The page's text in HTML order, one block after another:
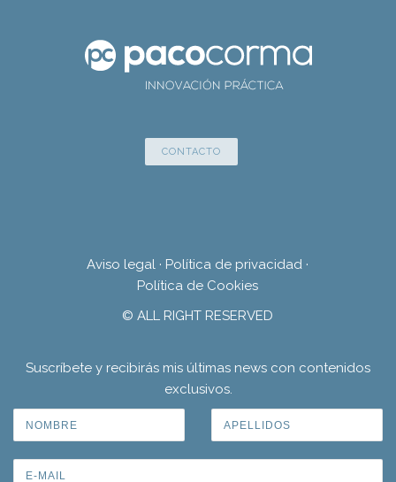
CONTACTO
Aviso legal · Política de privacidad ·
Política de Cookies
© ALL RIGHT RESERVED
Suscríbete y recibirás mis últimas news con contenidos
exclusivos.